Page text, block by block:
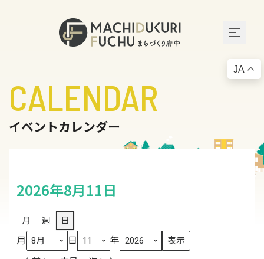
CALENDAR
イベントカレンダー
2026年8月11日
月 週 日
月 日 年
JA